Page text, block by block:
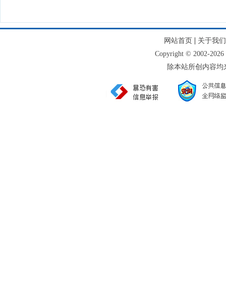
网站首页| 关于我们
Copyright © 2002-
除本站所创内容